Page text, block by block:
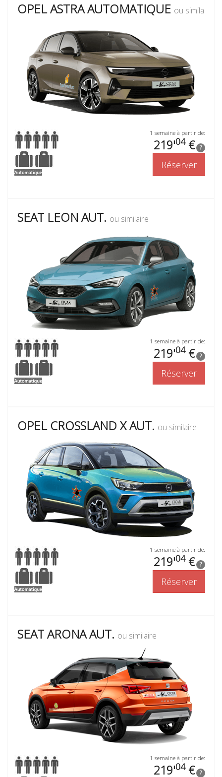
OPEL ASTRA AUTOMATIQUE ou similaire
1 semaine à partir de:
219'04€ ?
Réserver
SEAT LEON AUT. ou similaire
1 semaine à partir de:
219'04€ ?
Réserver
OPEL CROSSLAND X AUT. ou similaire
1 semaine à partir de:
219'04€ ?
Réserver
SEAT ARONA AUT. ou similaire
1 semaine à partir de:
219'04€ ?